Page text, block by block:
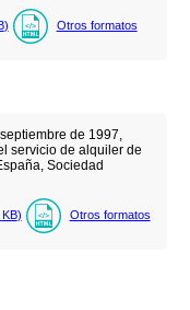
) Otros formatos
de 1997,
servicio de alquiler de
Sociedad
KB) Otros formatos